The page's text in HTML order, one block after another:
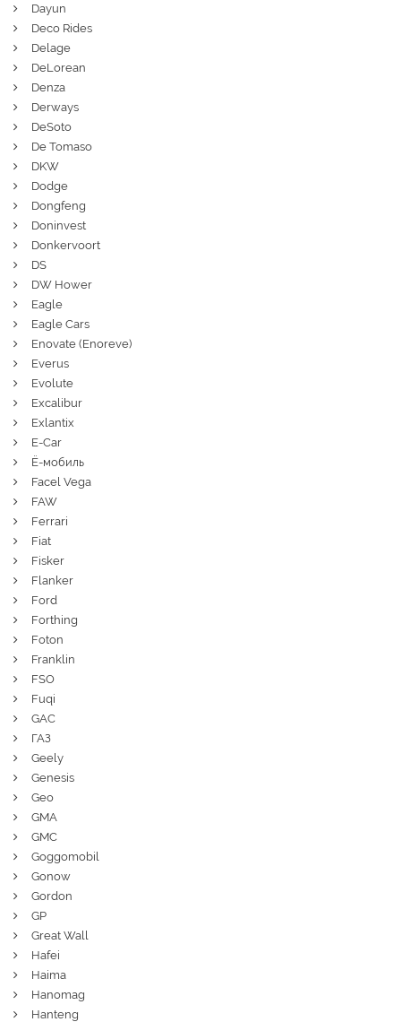
Dayun
Deco Rides
Delage
DeLorean
Denza
Derways
DeSoto
De Tomaso
DKW
Dodge
Dongfeng
Doninvest
Donkervoort
DS
DW Hower
Eagle
Eagle Cars
Enovate (Enoreve)
Everus
Evolute
Excalibur
Exlantix
E-Car
Ё-мобиль
Facel Vega
FAW
Ferrari
Fiat
Fisker
Flanker
Ford
Forthing
Foton
Franklin
FSO
Fuqi
GAC
ГАЗ
Geely
Genesis
Geo
GMA
GMC
Goggomobil
Gonow
Gordon
GP
Great Wall
Hafei
Haima
Hanomag
Hanteng